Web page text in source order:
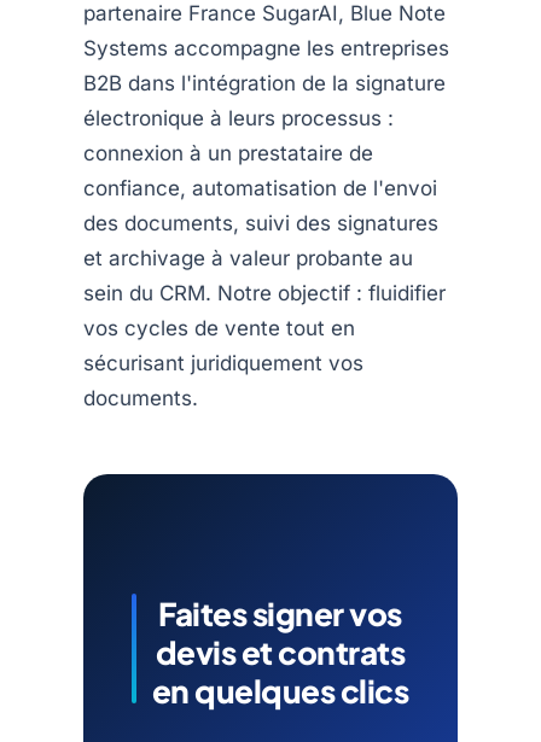
partenaire France SugarAI, Blue Note
Systems accompagne les entreprises
B2B dans l'intégration de la signature
électronique à leurs processus :
connexion à un prestataire de
confiance, automatisation de l'envoi
des documents, suivi des signatures
et archivage à valeur probante au
sein du CRM. Notre objectif : fluidifier
vos cycles de vente tout en
sécurisant juridiquement vos
documents.
Faites signer vos
devis et contrats
en quelques clics